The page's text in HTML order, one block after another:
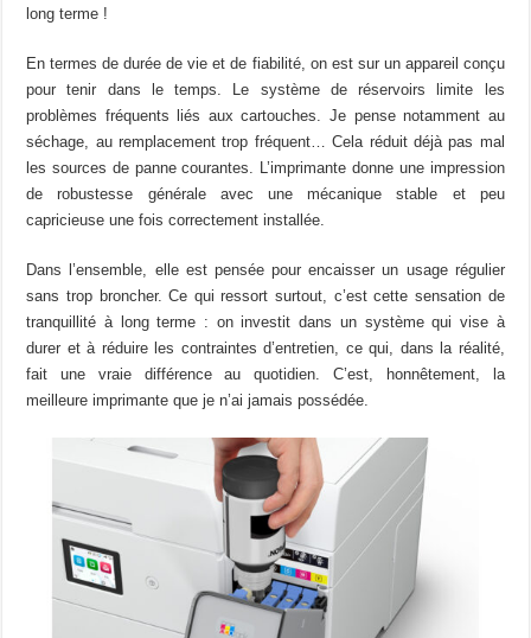
long terme !
En termes de durée de vie et de fiabilité, on est sur un appareil conçu
pour tenir dans le temps. Le système de réservoirs limite les
problèmes fréquents liés aux cartouches. Je pense notamment au
séchage, au remplacement trop fréquent… Cela réduit déjà pas mal
les sources de panne courantes. L’imprimante donne une impression
de robustesse générale avec une mécanique stable et peu
capricieuse une fois correctement installée.
Dans l’ensemble, elle est pensée pour encaisser un usage régulier
sans trop broncher. Ce qui ressort surtout, c’est cette sensation de
tranquillité à long terme : on investit dans un système qui vise à
durer et à réduire les contraintes d’entretien, ce qui, dans la réalité,
fait une vraie différence au quotidien. C’est, honnêtement, la
meilleure imprimante que je n’ai jamais possédée.